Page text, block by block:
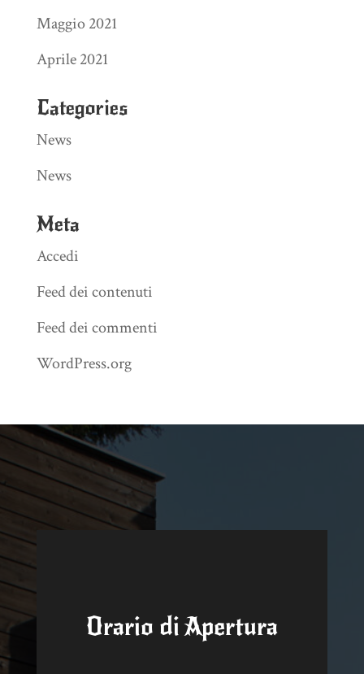
Maggio 2021
Aprile 2021
Categories
News
News
Meta
Accedi
Feed dei contenuti
Feed dei commenti
WordPress.org
Orario di Apertura